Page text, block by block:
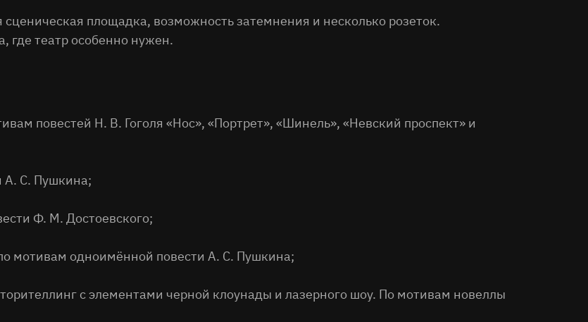
площадка, возможность затемнения и несколько розеток.
где театр особенно нужен.
повестей Н. В. Гоголя «Нос», «Портрет», «Шинель», «Невский проспект» и
А. С. Пушкина;
Ф. М. Достоевского;
мотивам одноимённой повести А. С. Пушкина;
с элементами черной клоунады и лазерного шоу. По мотивам новеллы